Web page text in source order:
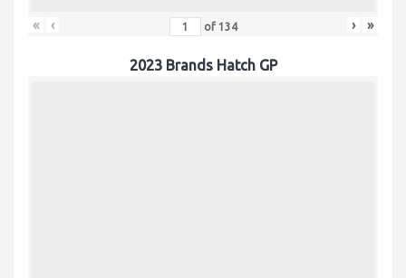
« ‹ of 134 › »
2023 Brands Hatch GP